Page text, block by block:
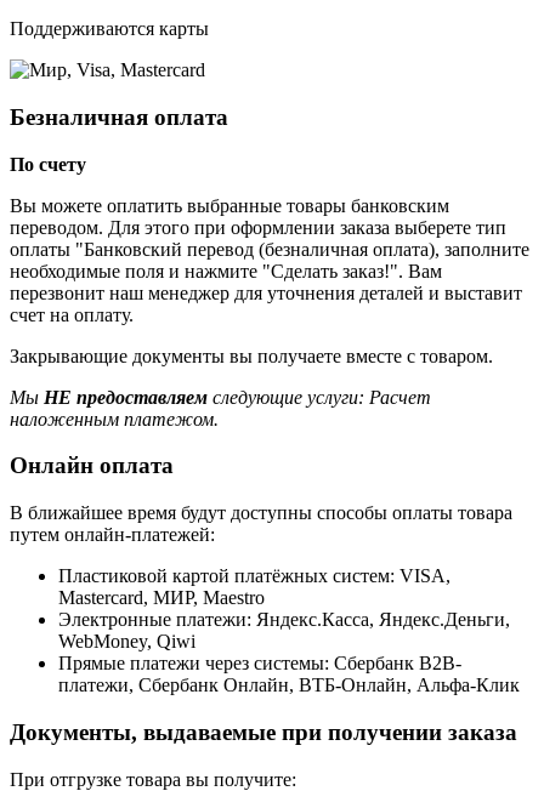
Поддерживаются карты
Безналичная оплата
По счету
Вы можете оплатить выбранные товары банковским
переводом. Для этого при оформлении заказа выберете тип
оплаты "Банковский перевод (безналичная оплата), заполните
необходимые поля и нажмите "Сделать заказ!". Вам
перезвонит наш менеджер для уточнения деталей и выставит
счет на оплату.
Закрывающие документы вы получаете вместе с товаром.
Мы НЕ предоставляем следующие услуги: Расчет
наложенным платежом.
Онлайн оплата
В ближайшее время будут доступны способы оплаты товара
путем онлайн-платежей:
Пластиковой картой платёжных систем: VISA,
Mastercard, МИР, Maestrо
Электронные платежи: Яндекс.Касса, Яндекс.Деньги,
WebMoney, Qiwi
Прямые платежи через системы: Сбербанк B2B-
платежи, Сбербанк Онлайн, ВТБ-Онлайн, Альфа-Клик
Документы, выдаваемые при получении заказа
При отгрузке товара вы получите: